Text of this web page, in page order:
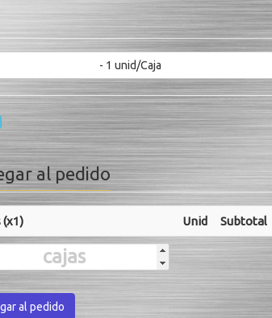
- 1 unid/Caja
al pedido
(x1) Unid Subtotal
al pedido